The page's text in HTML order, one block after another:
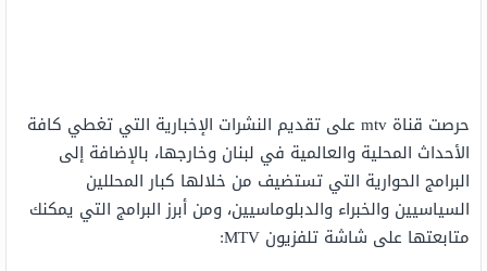
حرصت قناة mtv على تقديم النشرات الإخبارية التي تغطي كافة
الأحداث المحلية والعالمية في لبنان وخارجها، بالإضافة إلى
البرامج الحوارية التي تستضيف من خلالها كبار المحللين
السياسيين والخبراء والدبلوماسيين، ومن أبرز البرامج التي يمكنك
متابعتها على شاشة تلفزيون MTV: